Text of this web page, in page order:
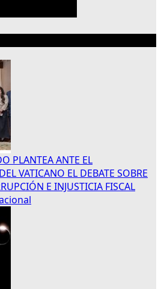
PLANTEA ANTE EL
VATICANO EL DEBATE SOBRE
E INJUSTICIA FISCAL